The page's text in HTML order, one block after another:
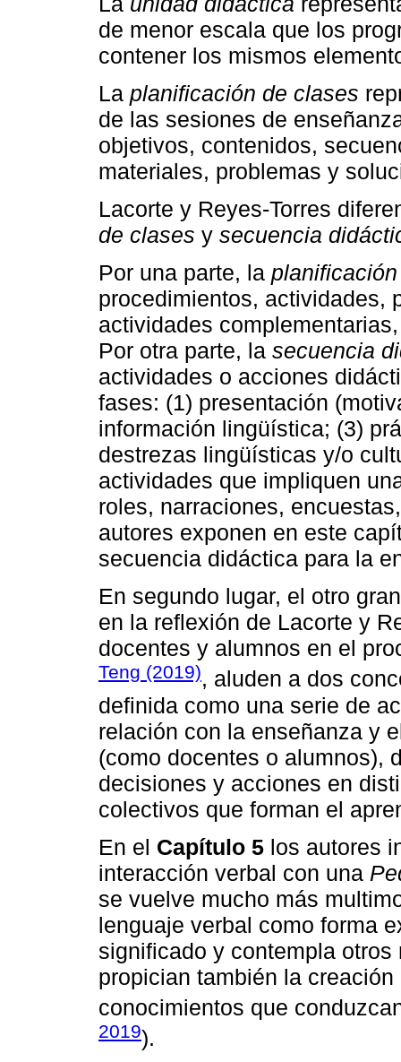
de menor escala que los
contener los mismos
La planificación de clases
de las sesiones de
objetivos, contenidos,
materiales, problemas y
Lacorte y Reyes-Torres
de clases y secuencia
Por una parte, la
procedimientos, actividades,
actividades
Por otra parte, la secuencia
actividades o acciones
fases: (1) presentación
información lingüística; (3)
destrezas lingüísticas y/o
actividades que impliquen
roles, narraciones,
autores exponen en este
secuencia didáctica para la
En segundo lugar, el otro
en la reflexión de Lacorte y
docentes y alumnos en el
Teng (2019), aluden a dos
definida como una serie de
relación con la enseñanza y
(como docentes o alumnos),
decisiones y acciones en
colectivos que forman el
En el Capítulo 5 los autores
interacción verbal con una
se vuelve mucho más
lenguaje verbal como forma
significado y contempla
propician también la
conocimientos que
2019).